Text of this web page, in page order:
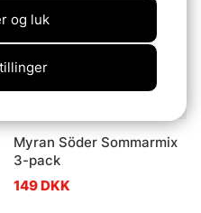
Myran Söder Sommarmix
3-pack
149 DKK
og luk